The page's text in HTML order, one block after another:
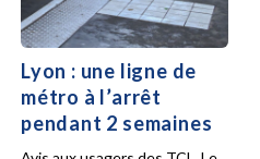
Lyon : une ligne de
métro à l’arrêt
pendant 2 semaines